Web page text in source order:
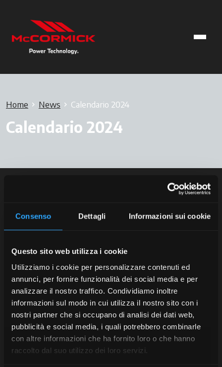
Consenso Dettagli Informazioni sui cookie
Questo sito web utilizza i cookie
Utilizziamo i cookie per personalizzare contenuti ed
annunci, per fornire funzionalità dei social media e per
analizzare il nostro traffico. Condividiamo inoltre
informazioni sul modo in cui utilizza il nostro sito con i
nostri partner che si occupano di analisi dei dati web,
pubblicità e social media, i quali potrebbero combinarle
con altre informazioni che ha fornito loro o che hanno
raccolto dal suo utilizzo dei loro servizi.
Home News Calendario 2024
Calendario 2024